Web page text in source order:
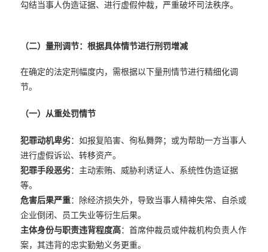
勾结当事人伪造证据、进行虚假仲裁，严重破坏司法秩序。
（二）量刑调节：根据具体情节进行刑罚增减
在确定的法定刑幅度内，需根据以下量刑情节进行精细化调
节。
（一）从重处罚情节
犯罪动机卑劣：如报复陷害、徇私舞弊；或为帮助一方当事人
进行虚假诉讼、转移资产。
犯罪手段恶劣：主动索贿、威胁利诱证人、系统性伪造证据
等。
危害后果严重：除经济损失外，导致当事人精神失常、自杀或
企业倒闭、员工失业等衍生后果。
主体身份与职责违背程度高：首席仲裁员或仲裁机构负责人作
案，其违背的忠实勤勉义务更重。